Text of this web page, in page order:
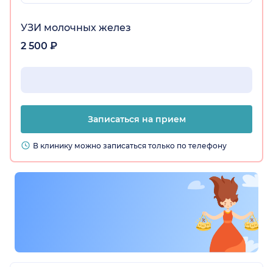
УЗИ молочных желез
2 500 ₽
Записаться на прием
В клинику можно записаться только по телефону